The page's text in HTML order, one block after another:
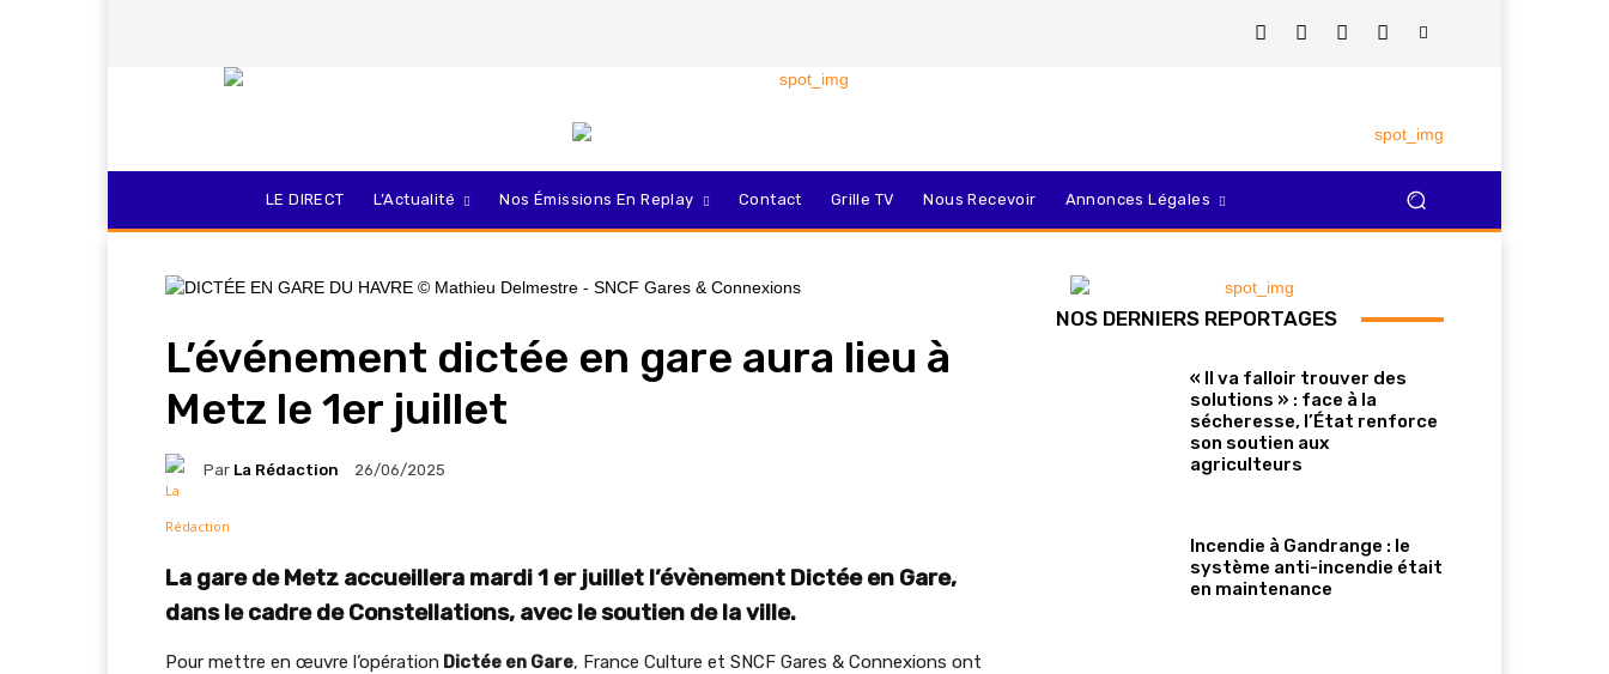
LE DIRECT L’Actualité Nos Émissions En Replay Contact Grille TV Nous Recevoir Annonces Légales
L’événement dictée en gare aura lieu à
Metz le 1er juillet
Par La Rédaction 26/06/2025
La gare de Metz accueillera mardi 1 er juillet l’évènement Dictée en Gare,
dans le cadre de Constellations, avec le soutien de la ville.
Pour mettre en œuvre l’opération Dictée en Gare, France Culture et SNCF Gares & Connexions ont
NOS DERNIERS REPORTAGES
« Il va falloir trouver des
solutions » : face à la
sécheresse, l’État renforce
son soutien aux
agriculteurs
Incendie à Gandrange : le
système anti-incendie était
en maintenance